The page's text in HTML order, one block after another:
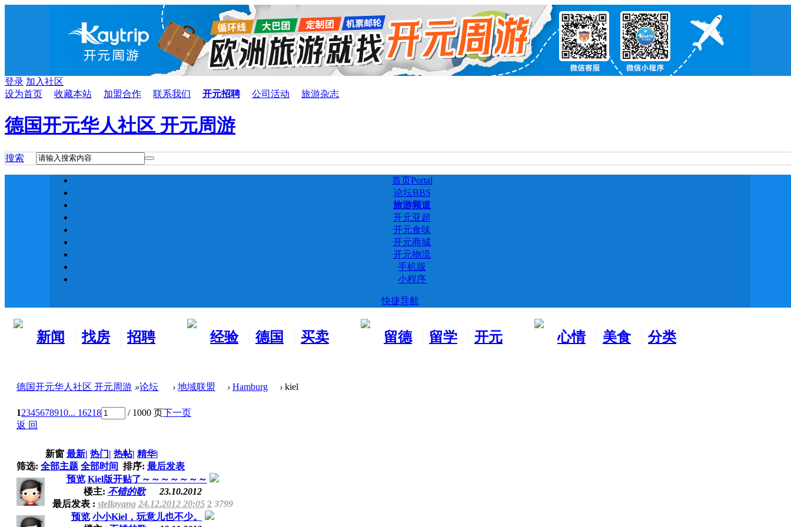
登录 加入社区
设为首页
收藏本站 加盟合作 联系我们 开元招聘 公司活动 旅游杂志
德国开元华人社区 开元周游
搜索
首页Portal
论坛BBS
旅游频道
开元亚超
开元食味
开元商城
开元物流
手机版
小程序
快捷导航
新闻
找房
招聘
经验
德国
买卖
留德
留学
开元
心情
美食
分类
德国开元华人社区 开元周游 »论坛 › 地域联盟 › Hamburg › kiel
12345678910... 16218 / 1000 页下一页
返 回
新窗 最新| 热门 | 热帖| 精华|
筛选: 全部主题 全部时间 排序: 最后发表
预览 Kiel版开贴了～～～～～～～
楼主: 不错的歌
23.10.2012
最后发表 : stellayang 24.12.2012 20:05 2 3799
预览 小小Kiel，玩意儿也不少。